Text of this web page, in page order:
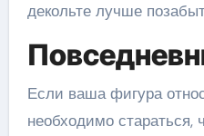
декольте лучше
Если ваша фигура
необходимо стараться,